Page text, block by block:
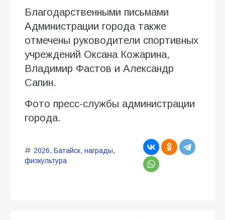
Благодарственными письмами
Администрации города также
отмечены руководители спортивных
учреждений Оксана Кожарина,
Владимир Фастов и Александр
Сапин.
Фото пресс-службы администрации
города.
2026, Батайск, награды,
физкультура